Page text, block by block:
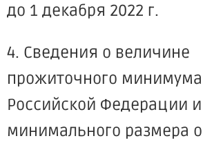
до 1 декабря 2022 г.
4. Сведения о величине
прожиточного
Российской Федерации
минимального размера